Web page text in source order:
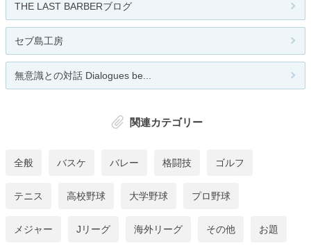
THE LAST BARBERブログ
セブ島工房
無意識との対話 Dialogues be...
関連カテゴリー
全般 バスケ バレー 格闘技 ゴルフ
テニス 高校野球 大学野球 プロ野球
メジャー Jリーグ 海外リーグ その他 お題